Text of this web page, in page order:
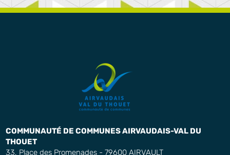
COMMUNAUTÉ DE COMMUNES AIRVAUDAIS-VAL DU
THOUET
33, Place des Promenades - 79600 AIRVAULT